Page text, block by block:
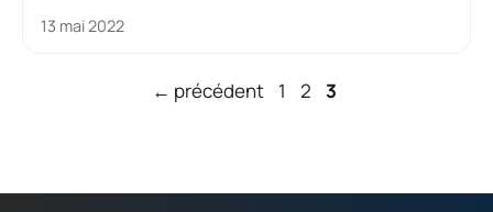
13 mai 2022
← précédent Page
1 Page
2 Page
3